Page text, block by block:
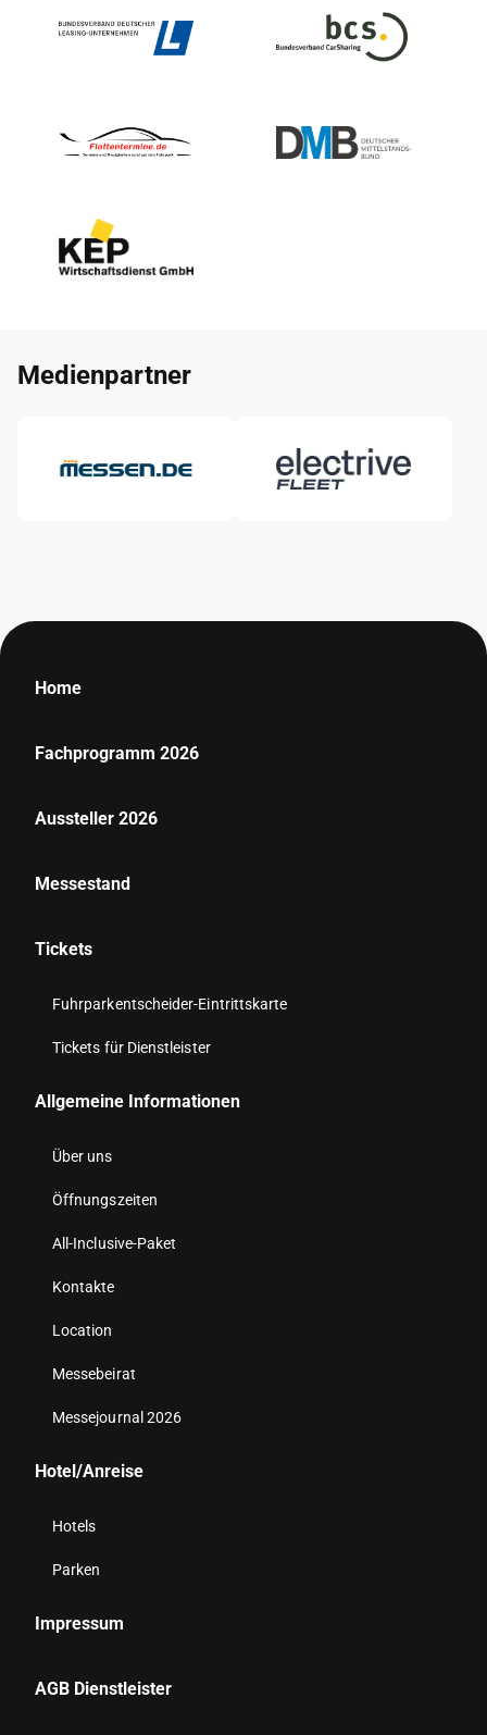
Medienpartner
Home
Fachprogramm 2026
Aussteller 2026
Messestand
Tickets
Fuhrparkentscheider-Eintrittskarte
Tickets für Dienstleister
Allgemeine Informationen
Über uns
Öffnungszeiten
All-Inclusive-Paket
Kontakte
Location
Messebeirat
Messejournal 2026
Hotel/Anreise
Hotels
Parken
Impressum
AGB Dienstleister